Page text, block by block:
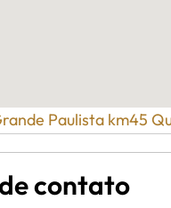
Paulista km45
contato